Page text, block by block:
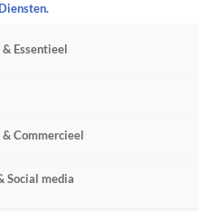
Essentieel
Commercieel
Social media